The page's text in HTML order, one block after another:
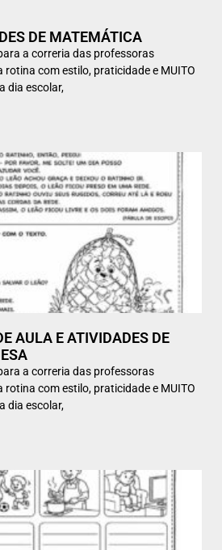
DE MATEMÁTICA
a correria das professoras
rotina com estilo, praticidade e MUITO
dia escolar,
AULA E ATIVIDADES DE
a correria das professoras
rotina com estilo, praticidade e MUITO
dia escolar,